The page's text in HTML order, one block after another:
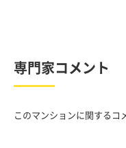
専門家コメント
このマンションに関するコ